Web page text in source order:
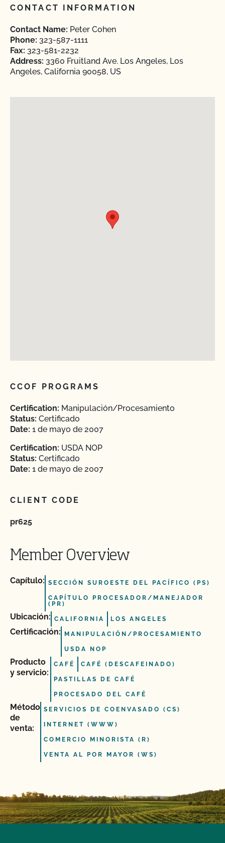
CONTACT INFORMATION
Contact Name: Peter Cohen
Phone: 323-587-1111
Fax: 323-581-2232
Address: 3360 Fruitland Ave. Los Angeles, Los
Angeles, California 90058, US
CCOF PROGRAMS
Certification: Manipulación/Procesamiento
Status: Certificado
Date: 1 de mayo de 2007
Certification: USDA NOP
Status: Certificado
Date: 1 de mayo de 2007
CLIENT CODE
pr625
Member Overview
Capítulo: SECCIÓN SUROESTE DEL PACÍFICO (PS)
CAPÍTULO PROCESADOR/MANEJADOR
(PR)
Ubicación: CALIFORNIA LOS ANGELES
Certificación: MANIPULACIÓN/PROCESAMIENTO
USDA NOP
Producto
y servicio:
CAFÉ CAFÉ (DESCAFEINADO)
PASTILLAS DE CAFÉ
PROCESADO DEL CAFÉ
Método
de
venta:
SERVICIOS DE COENVASADO (CS)
INTERNET (WWW)
COMERCIO MINORISTA (R)
VENTA AL POR MAYOR (WS)